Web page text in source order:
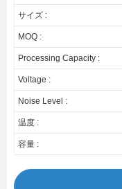
サイズ :
MOQ :
Processing Capacity :
Voltage :
Noise Level :
温度 :
容量 :